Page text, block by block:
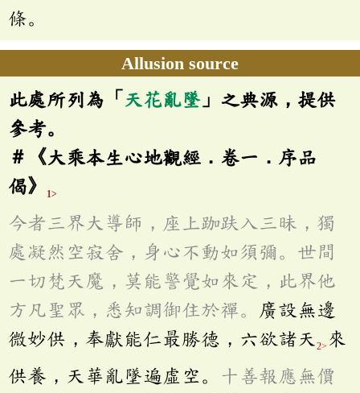
條。
Allusion source
此處所列為「 天花亂墜 」之典源，提供
參考。
＃《大乘本生心地觀經．卷一．序品
偈》
1>
今者三界大導師，座上跏趺入三昧，獨
處凝然空寂舍，身心不動如須彌。世間
一切梵天魔，莫能警覺如來定，此界他
方凡聖眾，悉知調御住於禪。 廣設無邊
微妙供，奉獻能仁最勝德，六欲諸天 2> 來
供養，天華亂墜遍虛空。 十善報應無價